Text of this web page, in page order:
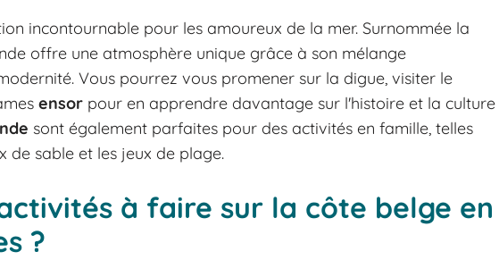
incontournable pour les amoureux de la mer. Surnommée la
offre une atmosphère unique grâce à son mélange
Vous pourrez vous promener sur la digue, visiter le
ensor pour en apprendre davantage sur l'histoire et la culture
sont également parfaites pour des activités en famille, telles
de sable et les jeux de plage.
à faire sur la côte belge en
?